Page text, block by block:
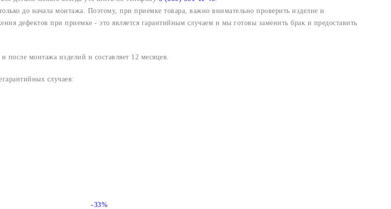
до начала монтажа. Поэтому, при приемке товара, важно внимательно проверить изделие и
дефектов при приемке - это является гарантийным случаем и мы готовы заменить брак и предоставить
после монтажа изделий и составляет 12 месяцев.
случаев:
-33%